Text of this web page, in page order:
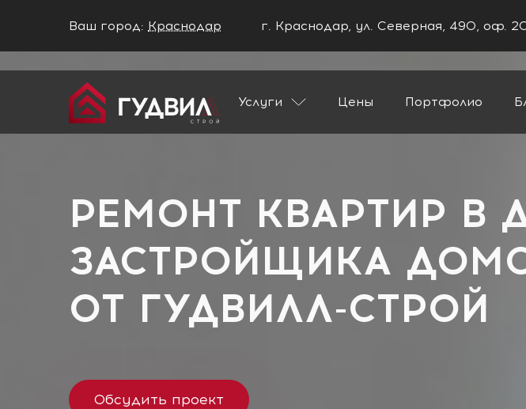
Ваш город: Краснодар
Ваш город Краснодар?
НЕТ
г. Краснодар, ул. Северная, 490, оф.
Услуги
Цены Портфолио
Главная
Застройщики
РЕМОНТ КВАРТИР В
ЗАСТРОЙЩИКА
ОТ ГУДВИЛЛ-СТРОЙ
Обсудить проект